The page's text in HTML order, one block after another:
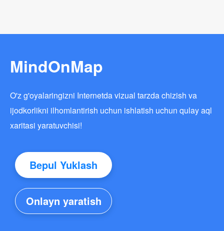
MindOnMap
O'z g'oyalaringizni Internetda vizual tarzda chizish va
ijodkorlikni ilhomlantirish uchun ishlatish uchun qulay aql
xaritasi yaratuvchisi!
Bepul Yuklash
Onlayn yaratish